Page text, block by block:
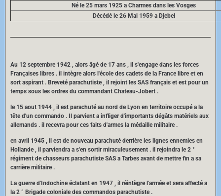
Né le 25 mars 1925 a Charmes dans les Vosges
Décédé le 26 Mai 1959 a Djebel
Au 12 septembre 1942 , alors âgé de 17 ans , il s'engage dans les forces
Françaises libres . il intègre alors l'école des cadets de la France libre et en
sort aspirant . Breveté parachutiste , il rejoint les SAS français et est pour un
temps sous les ordres du commandant Chateau-Jobert .
le 15 aout 1944 , il est parachuté au nord de Lyon en territoire occupé a la
tête d'un commando . Il parvient a infliger d'importants dégâts matériels aux
allemands . il recevra pour ces faits d'armes la médaille militaire .
en avril 1945 , il est de nouveau parachuté derrière les lignes ennemies en
Hollande , il parviendra a s'en sortir miraculeusement . il rejoindra le 2 °
régiment de chasseurs parachutiste SAS a Tarbes avant de mettre fin a sa
carrière militaire .
La guerre d'Indochine éclatant en 1947 , il réintègre l'armée et sera affecté a
la 2 ° Brigade coloniale des commandos parachutiste .